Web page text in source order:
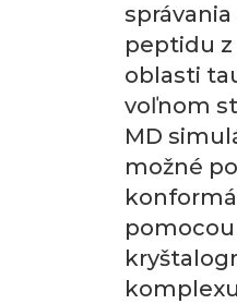
peptidu
oblasti
voľnom
MD
možné